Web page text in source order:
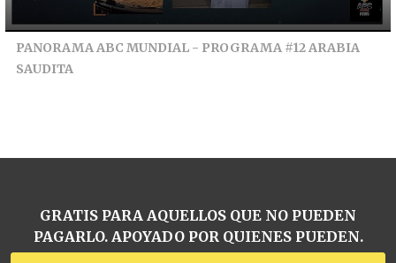
PANORAMA ABC MUNDIAL - PROGRAMA #12 ARABIA
SAUDITA
GRATIS PARA AQUELLOS QUE NO PUEDEN
PAGARLO. APOYADO POR QUIENES PUEDEN.